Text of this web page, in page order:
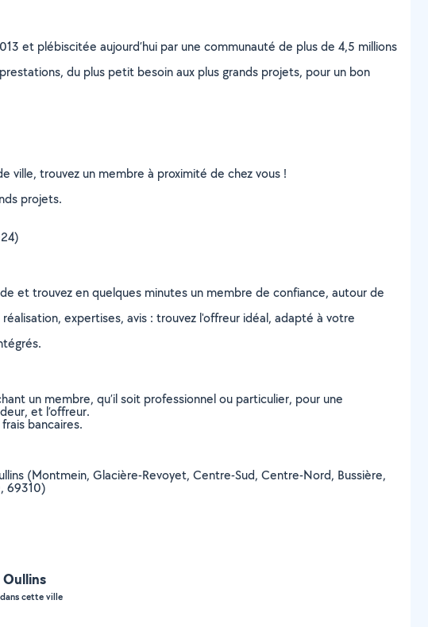
et plébiscitée aujourd’hui par une communauté de plus de 4,5 millions
du plus petit besoin aux plus grands projets, pour un bon
ville, trouvez un membre à proximité de chez vous !
projets.
et trouvez en quelques minutes un membre de confiance, autour de
expertises, avis : trouvez l'offreur idéal, adapté à votre
un membre, qu’il soit professionnel ou particulier, pour une
et l’offreur.
bancaires.
(Montmein, Glacière-Revoyet, Centre-Sud, Centre-Nord, Bussière,
69310)
cette ville